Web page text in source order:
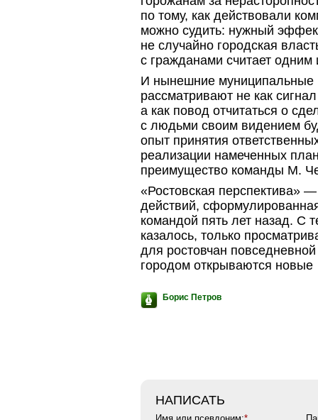
по тому, как действовали
можно судить: нужный
не случайно городская
с гражданами считает
И нынешние муниципальные
рассматривают не как
а как повод отчитаться о
с людьми своим видением
опыт принятия
реализации намеченных
преимущество команды М.
«Ростовская перспектива»
действий,
командой пять лет назад. С
казалось, только
для ростовчан
городом открываются
Борис Петров
НАПИСАТЬ